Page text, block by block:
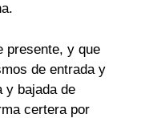
presente, y que
de entrada y
y bajada de
certera por